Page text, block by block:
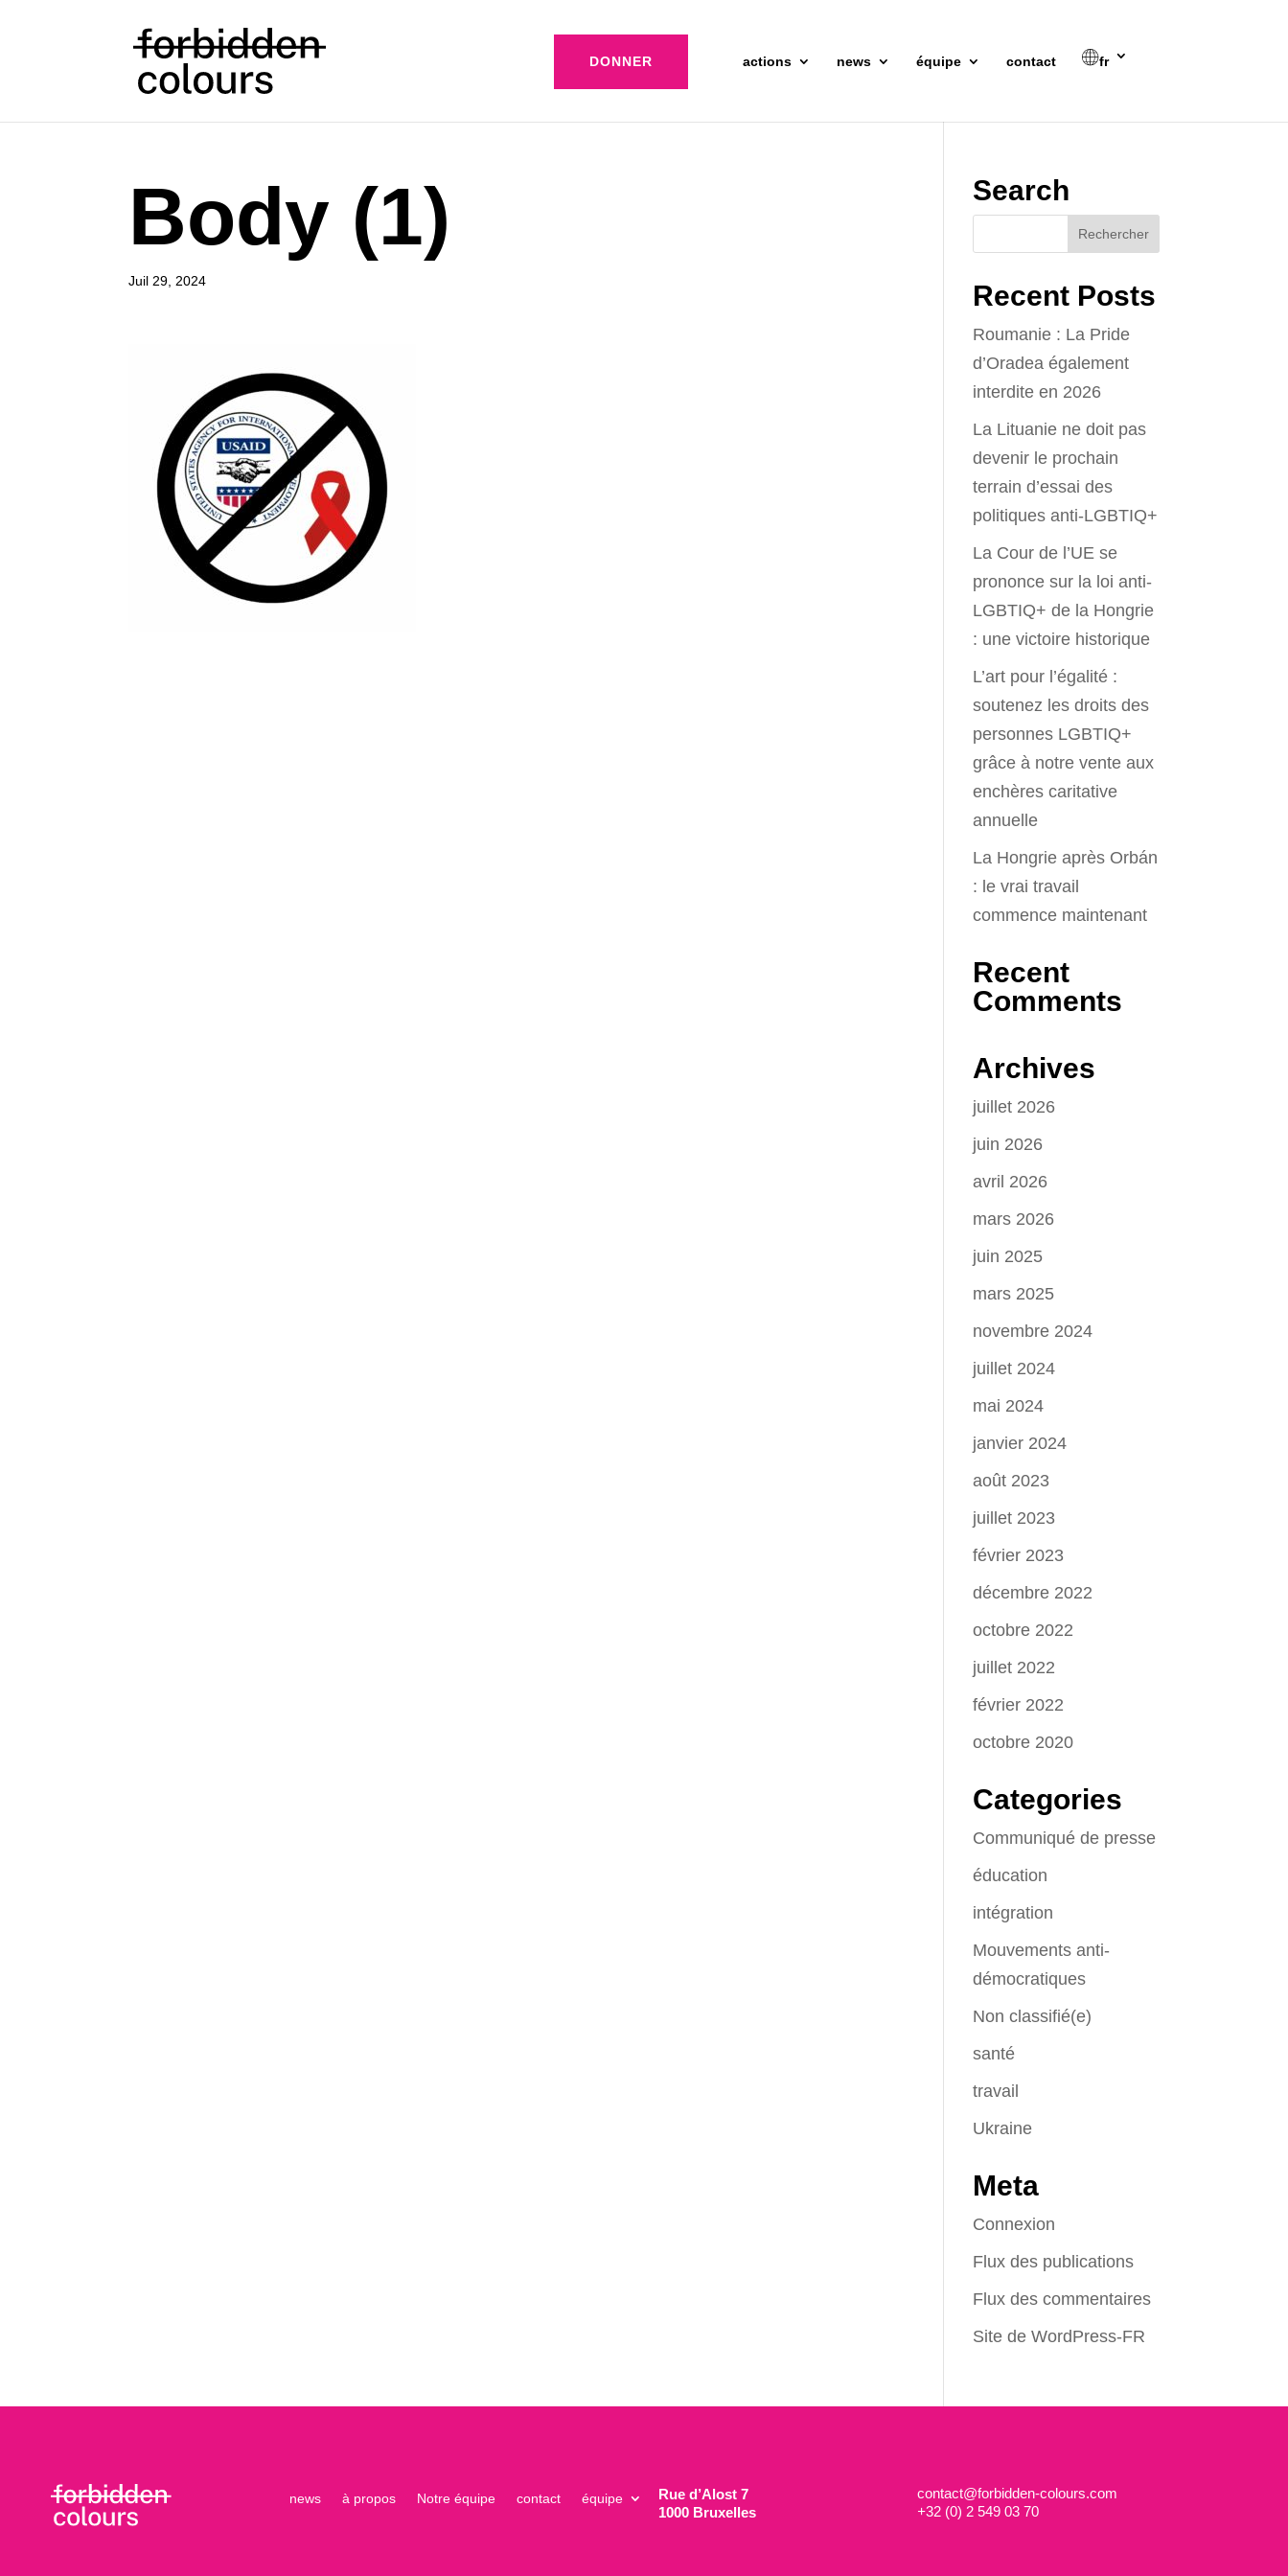
DONNER actions news équipe contact fr
Body (1)
Juil 29, 2024
Search
Recent Posts
Roumanie : La Pride
d’Oradea également
interdite en 2026
La Lituanie ne doit pas
devenir le prochain
terrain d’essai des
politiques anti-LGBTIQ+
La Cour de l’UE se
prononce sur la loi anti-
LGBTIQ+ de la Hongrie
: une victoire historique
L’art pour l’égalité :
soutenez les droits des
personnes LGBTIQ+
grâce à notre vente aux
enchères caritative
annuelle
La Hongrie après Orbán
: le vrai travail
commence maintenant
Recent
Comments
Archives
juillet 2026
juin 2026
avril 2026
mars 2026
juin 2025
mars 2025
novembre 2024
juillet 2024
mai 2024
janvier 2024
août 2023
juillet 2023
février 2023
décembre 2022
octobre 2022
juillet 2022
février 2022
octobre 2020
Categories
Communiqué de presse
éducation
intégration
Mouvements anti-
démocratiques
Non classifié(e)
santé
travail
Ukraine
Meta
Connexion
Flux des publications
Flux des commentaires
Site de WordPress-FR
news à propos Notre équipe contact équipe
Rue d’Alost 7
1000 Bruxelles
contact@forbidden-colours.com
+32 (0) 2 549 03 70